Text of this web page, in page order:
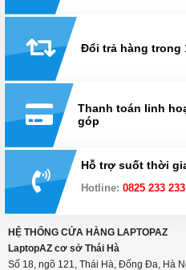
Đổi trả hàng trong
Thanh toán linh
góp
Hỗ trợ suốt thời
Hotline: 0825 233 233
HỆ THỐNG CỬA HÀNG LAPTOPAZ
LaptopAZ cơ sở Thái Hà
Số 18, ngõ 121, Thái Hà, Đống Đa, Hà